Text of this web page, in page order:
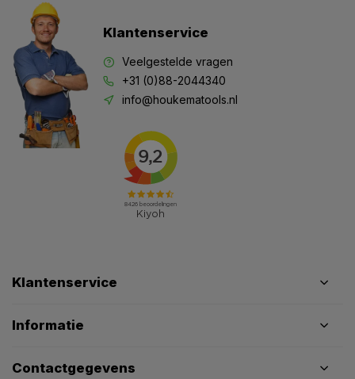
Klantenservice
Veelgestelde vragen
+31 (0)88-2044340
info@houkematools.nl
Klantenservice
Informatie
Contactgegevens